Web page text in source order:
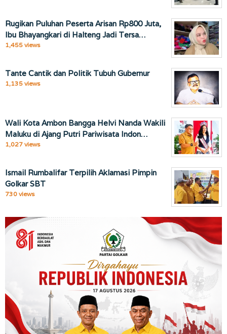
Rugikan Puluhan Peserta Arisan Rp800 Juta,
Ibu Bhayangkari di Halteng Jadi Tersa…
1,455 views
Tante Cantik dan Politik Tubuh Gubernur
1,135 views
Wali Kota Ambon Bangga Helvi Nanda Wakili
Maluku di Ajang Putri Pariwisata Indon…
1,027 views
Ismail Rumbalifar Terpilih Aklamasi Pimpin
Golkar SBT
730 views